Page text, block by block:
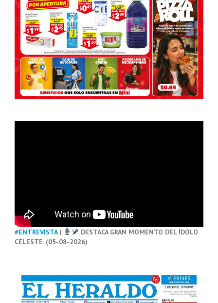
#ENTREVISTA|
DESTACA GRAN MOMENTO DEL ÍDOLO
CELESTE. (05-08-2026)